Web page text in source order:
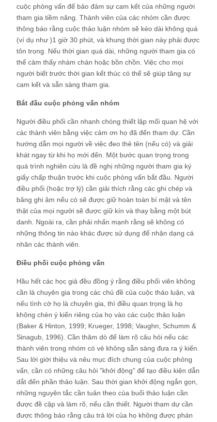
cuộc phỏng vấn để bảo đảm sự cam kết của những người
tham gia tiềm năng. Thành viên của các nhóm cần được
thông báo rằng cuộc thảo luận nhóm sẽ kéo dài không quá
(ví dụ như )1 giờ 30 phút, và khung thời gian này phải được
tôn trọng. Nếu thời gian quá dài, những người tham gia có
thể cảm thấy nhàm chán hoặc bồn chồn. Việc cho mọi
người biết trước thời gian kết thúc có thể sẽ giúp tăng sự
cam kết và sẵn sàng tham gia.
Bắt đầu cuộc phỏng vấn nhóm
Người điều phối cần nhanh chóng thiết lập mối quan hệ với
các thành viên bằng việc cảm ơn họ đã đến tham dự. Cần
hướng dẫn mọi người về việc đeo thẻ tên (nếu có) và giải
khát ngay từ khi họ mới đến. Một bước quan trọng trong
quá trình nghiên cứu là đề nghị những người tham gia ký
giấy chấp thuận trước khi cuộc phỏng vấn bắt đầu. Người
điều phối (hoặc trợ lý) cần giải thích rằng các ghi chép và
băng ghi âm nếu có sẽ được giữ hoàn toàn bí mật và tên
thật của mọi người sẽ được giữ kín và thay bằng một bút
danh. Ngoài ra, cần phải nhấn mạnh rằng sẽ không có
những thông tin nào khác được sử dụng để nhận dạng cá
nhân các thành viên.
Điều phối cuộc phỏng vấn
Hầu hết các học giả đều đồng ý rằng điều phối viên không
cần là chuyên gia trong các chủ đề của cuộc thảo luận, và
nếu tình cờ họ là chuyên gia, thì điều quan trọng là họ
không chèn ý kiến riêng của họ ​​vào các cuộc thảo luận
(Baker & Hinton, 1999; Krueger, 1998; Vaughn, Schumm &
Sinagub, 1996). Cần thăm dò để làm rõ câu hỏi nếu các
thành viên trong nhóm có vẻ không sẵn sàng đưa ra ý kiến.
Sau lời giới thiệu và nêu mục đích chung của cuộc phỏng
vấn, cần có những câu hỏi "khởi động" để tạo điều kiện dẫn
dắt đến phần thảo luận. Sau thời gian khởi động ngắn gọn,
những nguyên tắc cần tuân theo của buổi thảo luận cần
được đề cập và làm rõ, nếu cần thiết. Người tham dự cần
được thông báo rằng câu trả lời của họ không được phán